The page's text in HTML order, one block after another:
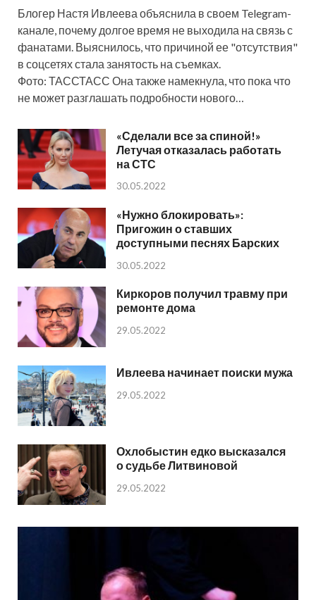
Блогер Настя Ивлеева объяснила в своем Telegram-
канале, почему долгое время не выходила на связь с
фанатами. Выяснилось, что причиной ее "отсутствия"
в соцсетях стала занятость на съемках.
Фото: ТАССТАСС Она также намекнула, что пока что
не может разглашать подробности нового…
«Сделали все за спиной!»
Летучая отказалась работать
на СТС
30.05.2022
«Нужно блокировать»:
Пригожин о ставших
доступными песнях Барских
30.05.2022
Киркоров получил травму при
ремонте дома
29.05.2022
Ивлеева начинает поиски мужа
29.05.2022
Охлобыстин едко высказался
о судьбе Литвиновой
29.05.2022